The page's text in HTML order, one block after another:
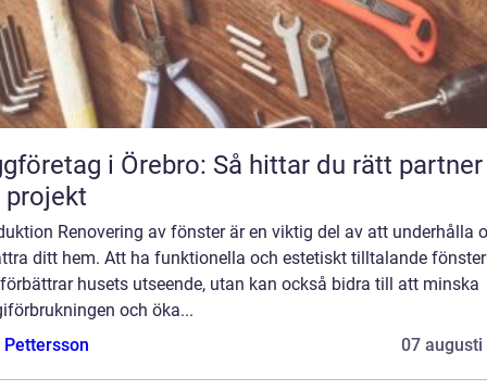
i Örebro: Så hittar du rätt
Renovering av fönster är en viktig del av att underhålla
ditt hem. Att ha funktionella och estetiskt tilltalande
husets utseende, utan kan också bidra till att minska
och öka...
07 augusti